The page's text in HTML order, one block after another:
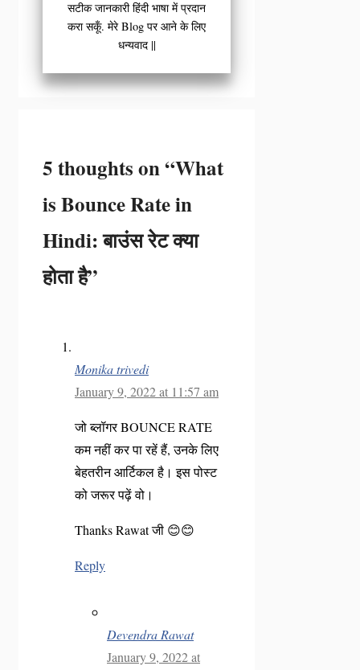
सटीक जानकारी हिंदी भाषा में प्रदान
करा सकूँ. मेरे Blog पर आने के लिए
धन्यवाद ||
5 thoughts on “What
is Bounce Rate in
Hindi: बाउंस रेट क्या
होता है”
Monika trivedi
January 9, 2022 at 11:57 am
जो ब्लॉगर BOUNCE RATE
कम नहीं कर पा रहें हैं, उनके लिए
बेहतरीन आर्टिकल है। इस पोस्ट
को जरूर पढ़ें वो।
Thanks Rawat जी 😊😊
Reply
Devendra Rawat
January 9, 2022 at